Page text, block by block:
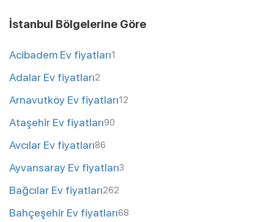
İstanbul Bölgelerine Göre
Acibadem Ev fiyatları1
Adalar Ev fiyatları2
Arnavutköy Ev fiyatları12
Ataşehir Ev fiyatları90
Avcılar Ev fiyatları86
Ayvansaray Ev fiyatları3
Bağcılar Ev fiyatları262
Bahçeşehir Ev fiyatları68